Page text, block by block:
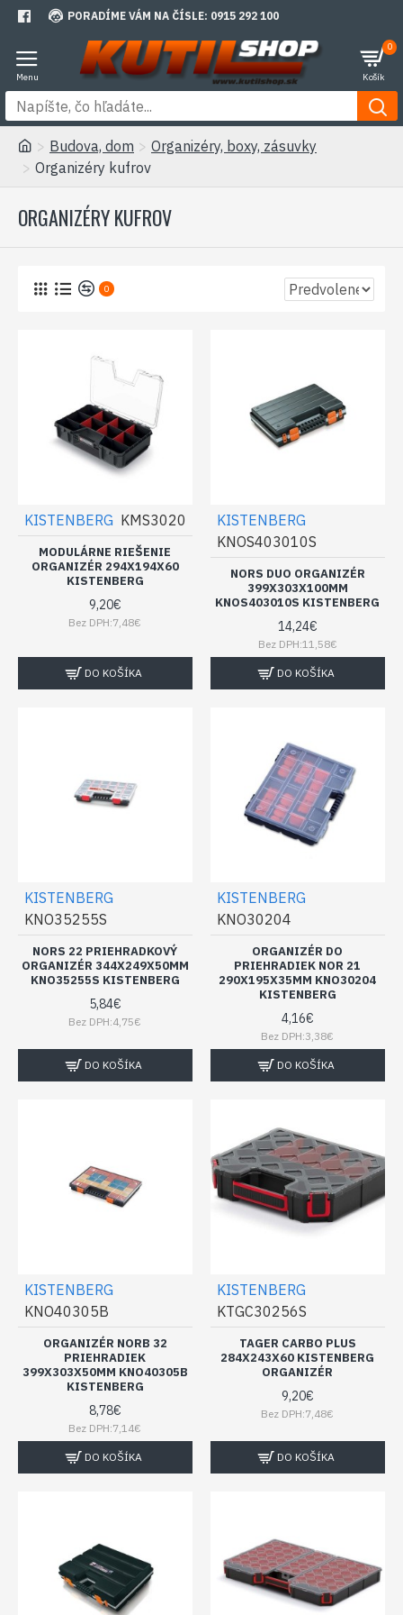
PORADÍME VÁM NA ČÍSLE: 0915 292 100
0
Budova, dom
Organizéry, boxy, zásuvky
Organizéry kufrov
ORGANIZÉRY KUFROV
0
KISTENBERG KMS3020
MODULÁRNE RIEŠENIE
ORGANIZÉR 294X194X60
KISTENBERG
9,20€
Bez DPH:7,48€
DO KOŠÍKA
KISTENBERG
KNOS403010S
NORS DUO ORGANIZÉR
399X303X100MM
KNOS403010S KISTENBERG
14,24€
Bez DPH:11,58€
DO KOŠÍKA
KISTENBERG
KNO35255S
NORS 22 PRIEHRADKOVÝ
ORGANIZÉR 344X249X50MM
KNO35255S KISTENBERG
5,84€
Bez DPH:4,75€
DO KOŠÍKA
KISTENBERG
KNO30204
ORGANIZÉR DO
PRIEHRADIEK NOR 21
290X195X35MM KNO30204
KISTENBERG
4,16€
Bez DPH:3,38€
DO KOŠÍKA
KISTENBERG
KNO40305B
ORGANIZÉR NORB 32
PRIEHRADIEK
399X303X50MM KNO40305B
KISTENBERG
8,78€
Bez DPH:7,14€
DO KOŠÍKA
KISTENBERG
KTGC30256S
TAGER CARBO PLUS
284X243X60 KISTENBERG
ORGANIZÉR
9,20€
Bez DPH:7,48€
DO KOŠÍKA